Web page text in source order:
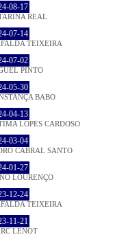
08-17
REAL
07-14
TEIXEIRA
07-02
PINTO
05-30
BABO
04-13
LOPES CARDOSO
03-04
CABRAL SANTO
01-27
LOURENÇO
12-24
TEIXEIRA
11-21
LENOT